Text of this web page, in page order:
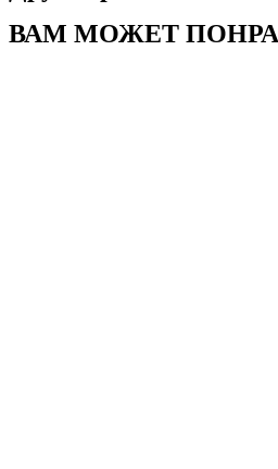
ВАМ МОЖЕТ